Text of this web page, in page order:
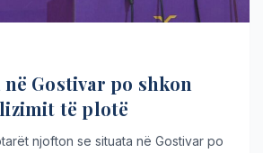
në Gostivar po shkon
të plotë
njofton se situata në Gostivar po